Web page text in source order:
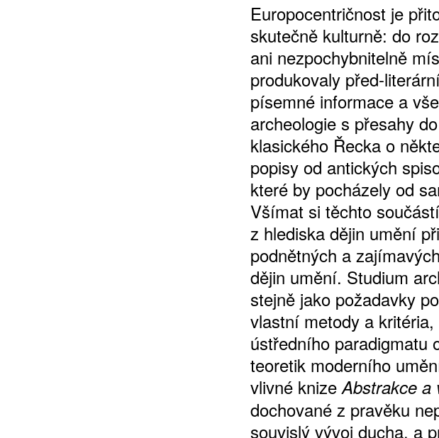
Europocentričnost je
skutečně kulturně: do
ani nezpochybnitelně
produkovaly před-
písemné informace a
archeologie s přesahy
klasického Řecka o
popisy od antických
které by pocházely od
Všímat si těchto
z hlediska dějin umění
podnětných a
dějin umění. Studium
stejně jako požadavky
vlastní metody a
ústředního paradigmatu
teoretik moderního
vlivné knizeAbstrakce a
dochované z pravěku
souvislý vývoj ducha, a
ROČNÍ PŘEDPLATNÉ